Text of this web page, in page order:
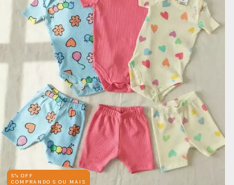
5% OFF
COMPRANDO 5 OU MAIS